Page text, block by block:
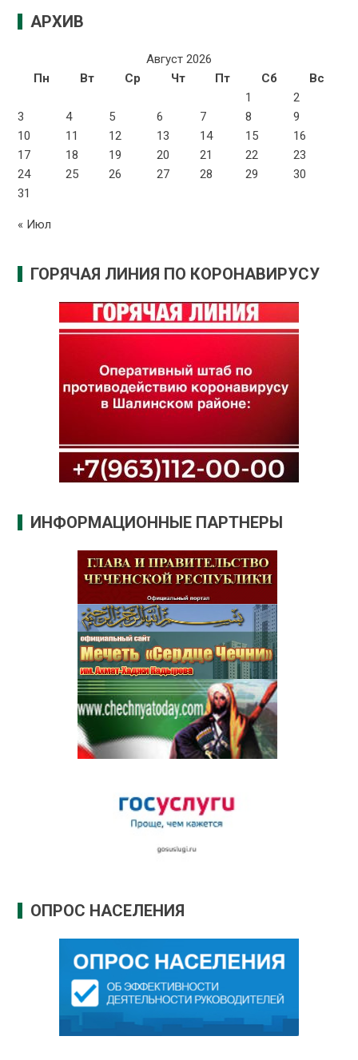
АРХИВ
Август 2026
Пн
Вт Ср Чт Пт Сб
Вс
1
2
3
4 5 6 7 8
9
10
11 12 13 14 15
16
17
18 19 20 21 22
23
24
25 26 27 28 29
30
31
« Июл
ГОРЯЧАЯ ЛИНИЯ ПО КОРОНАВИРУСУ
ИНФОРМАЦИОННЫЕ ПАРТНЕРЫ
ОПРОС НАСЕЛЕНИЯ